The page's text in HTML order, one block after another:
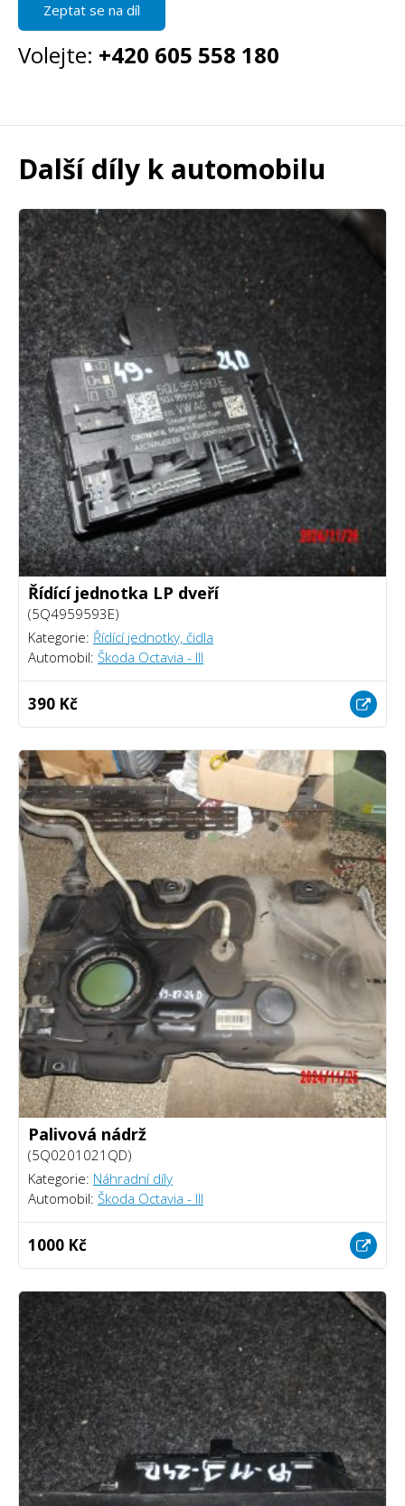
Zeptat se na díl
Volejte: +420 605 558 180
Další díly k automobilu
Řídící jednotka LP dveří
(5Q4959593E)
Kategorie: Řídící jednotky, čidla
Automobil: Škoda Octavia - III
390 Kč
Palivová nádrž
(5Q0201021QD)
Kategorie: Náhradní díly
Automobil: Škoda Octavia - III
1000 Kč